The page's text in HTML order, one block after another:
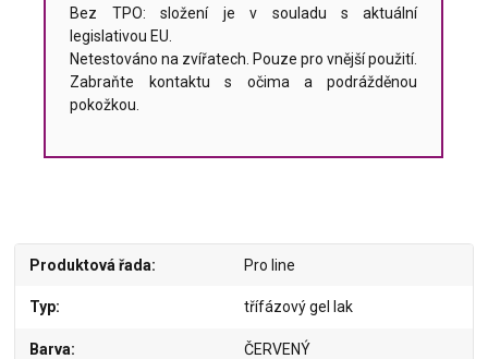
Bez TPO: složení je v souladu s aktuální
legislativou EU.
Netestováno na zvířatech. Pouze pro vnější použití.
Zabraňte kontaktu s očima a podrážděnou
pokožkou.
Produktová řada Pro line
Typ třífázový gel lak
Barva ČERVENÝ